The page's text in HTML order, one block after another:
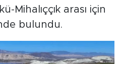
Mihalıççık arası için
bulundu.